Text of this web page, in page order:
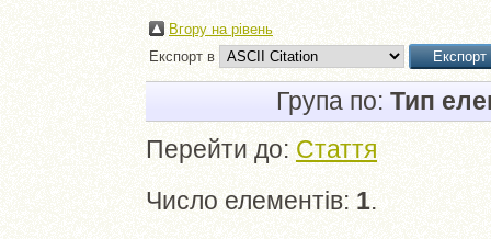
Вгору на рівень
Експорт в
Група по: Тип
Перейти до: Стаття
Число елементів: 1.